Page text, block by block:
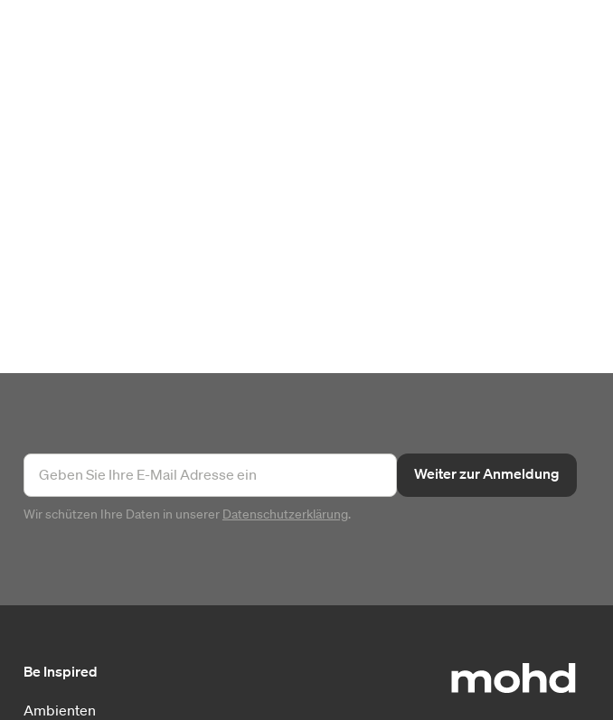
Weiter zur Anmeldung
Wir schützen Ihre Daten in unserer Datenschutzerklärung.
Be Inspired
Ambienten